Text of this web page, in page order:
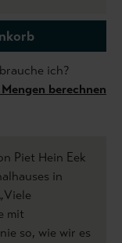
ich?
berechnen
Piet Hein Eek
in
mit
so, wie wir es